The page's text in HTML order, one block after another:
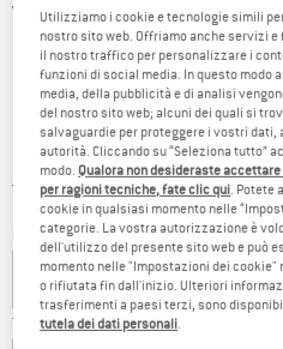
Viste dettagliate
Prezzo:
134,95€ incl. IVA
Nessuna spesa di spedizione
Colore:Espresso
Taglia:M
Utilizziamo i cookie e tecnologie simili
nostro sito web. Offriamo anche servizi
il nostro traffico per personalizzare i
funzioni di social media. In questo modo
media, della pubblicità e di analisi
del nostro sito web; alcuni dei quali si
salvaguardie per proteggere i vostri dati,
autorità. Cliccando su “Seleziona tutto”
modo. Qualora non desideraste
per ragioni tecniche, fate clic qui. Potete
cookie in qualsiasi momento nelle
categorie. La vostra autorizzazione è
dell'utilizzo del presente sito web e può
momento nelle "Impostazioni dei
o rifiutata fin dall'inizio. Ulteriori
trasferimenti a paesi terzi, sono
tutela dei dati personali.